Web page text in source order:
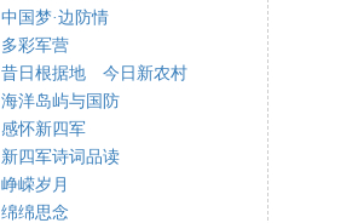
中国梦·边防情
多彩军营
昔日根据地 今日新农村
海洋岛屿与国防
感怀新四军
新四军诗词品读
峥嵘岁月
绵绵思念